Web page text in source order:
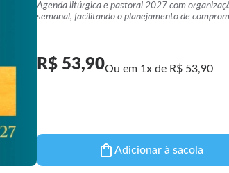
Agenda litúrgica e pastoral 2027 com
semanal, facilitando o planejamento de
R$ 53,90Ou em 1x de R$ 53,90
Adicionar à sacola